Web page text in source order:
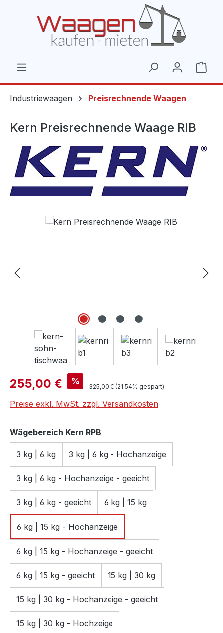
Industriewaagen Preisrechnende Waagen
Kern Preisrechnende Waage RIB
Bildergalerie überspringen
Verkaufspreis:
255,00 € % Regulärer Preis:
325,00 € (21.54% gespart)
Preise exkl. MwSt. zzgl. Versandkosten
Wägebereich Kern RPB
3 kg | 6 kg 3 kg | 6 kg - Hochanzeige
3 kg | 6 kg - Hochanzeige - geeicht
3 kg | 6 kg - geeicht 6 kg | 15 kg
6 kg | 15 kg - Hochanzeige
6 kg | 15 kg - Hochanzeige - geeicht
6 kg | 15 kg - geeicht 15 kg | 30 kg
15 kg | 30 kg - Hochanzeige - geeicht
15 kg | 30 kg - Hochzeige